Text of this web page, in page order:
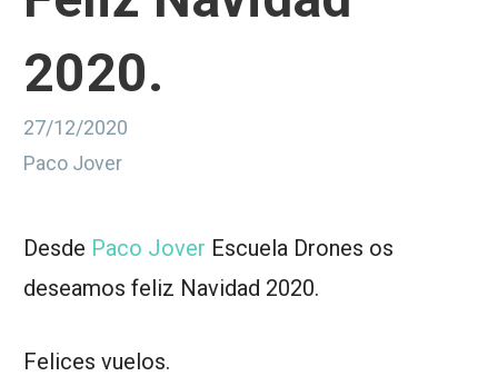
2020.
27/12/2020
Paco Jover
Desde Paco Jover Escuela Drones os
deseamos feliz Navidad 2020.
Felices vuelos.